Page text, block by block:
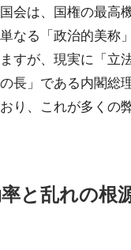
会は、国権の最高
なる「政治的美称
すが、現実に「立
長」である内閣総
り、これが多くの
と乱れの根